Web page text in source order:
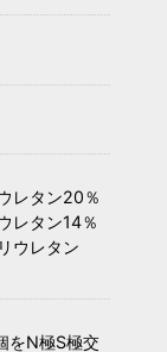
レタン20％
レタン14％
ウレタン
をN極S極交